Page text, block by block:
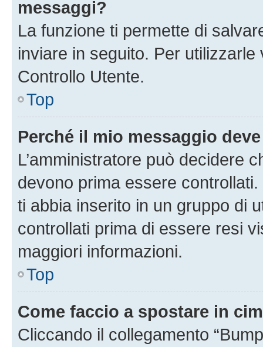
messaggi?
La funzione ti permette di
inviare in seguito. Per utilizzarle
Controllo Utente.
Top
Perché il mio messaggio
L’amministratore può decidere
devono prima essere
ti abbia inserito in un gruppo di
controllati prima di essere resi
maggiori informazioni.
Top
Come faccio a spostare in
Cliccando il collegamento